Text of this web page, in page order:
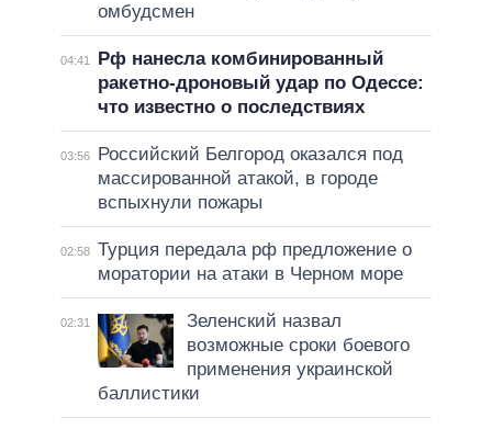
омбудсмен
04:41
Рф нанесла комбинированный
ракетно-дроновый удар по Одессе:
что известно о последствиях
03:56
Российский Белгород оказался под
массированной атакой, в городе
вспыхнули пожары
02:58 Турция передала рф предложение о
моратории на атаки в Черном море
02:31
Зеленский назвал
возможные сроки боевого
применения украинской
баллистики